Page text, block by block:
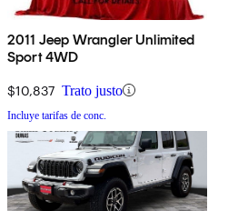
2011 Jeep Wrangler Unlimited
Sport 4WD
$10,837 Trato justo
Incluye tarifas de conc.